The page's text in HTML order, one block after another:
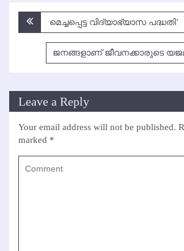
Post
navigation
മെച്ചപ്പെട്ട വിദ്യാഭ്യാസ പദ്ധതി’
ജനങ്ങളാണ് ജീവനക്കാരുടെ
Leave a Reply
Your email address will not be published.
marked *